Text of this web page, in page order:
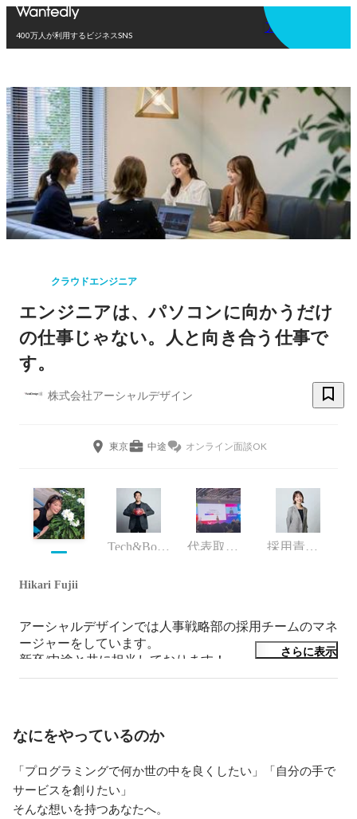
400万人が利用するビジネスSNS
アプリを使う
クラウドエンジニア
エンジニアは、パソコンに向かうだけ
の仕事じゃない。人と向き合う仕事で
す。
株式会社アーシャルデザイン
東京 中途 オンライン面談OK
Tech&Boost事業部 事業責任者 代表取締役 採用責任者
Hikari Fujii
アーシャルデザインでは人事戦略部の採用チームのマネ
ージャーをしています。
新卒/中途と共に担当しております！
その他教育にも携わっております。
その後、縁あってアーシャルデザインへ入社。
好きな事は海に行く事で
夏はサーフィン、夏以外はふらっと散歩がてら海に行っ
てのんびりサンセットを見ることが好きです！ヨガもや
さらに表示
なにをやっているのか
「プログラミングで何か世の中を良くしたい」「自分の手で
サービスを創りたい」
そんな想いを持つあなたへ。